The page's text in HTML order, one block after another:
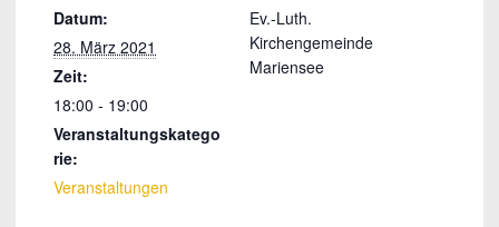
Datum:
28. März 2021
Zeit:
18:00 - 19:00
Veranstaltungskatego
rie:
Veranstaltungen
Ev.-Luth.
Kirchengemeinde
Mariensee